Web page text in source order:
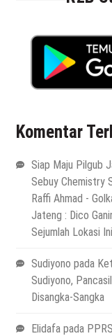
Komentar
Siap Maju Pilgub
Sebuy Chemistry
Raffi Ahmad -
Jateng : Dico
Sejumlah Lokasi
Sudiyono pada
Sudiyono,
Disangka-Sangka
Elidafa pada